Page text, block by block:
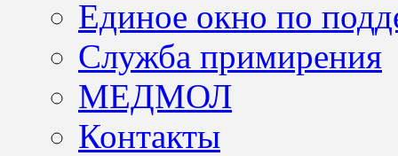
Единое окно по
Служба примирения
МЕДМОЛ
Контакты